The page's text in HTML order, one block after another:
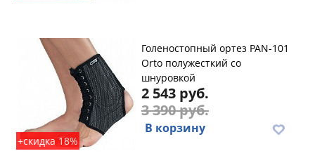
+скидка 18%
Голеностопный ортез PAN-101
Orto полужесткий со
шнуровкой
2 543 руб.
3 390 руб.
В корзину